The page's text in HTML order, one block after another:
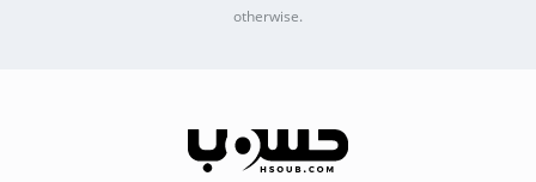
otherwise.